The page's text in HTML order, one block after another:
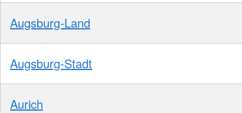
Augsburg-Land
Augsburg-Stadt
Aurich